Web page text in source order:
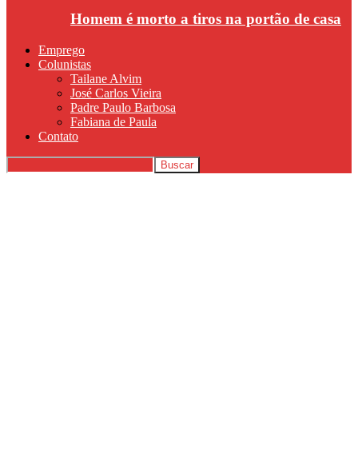
Homem é morto a tiros na portão de casa
Emprego
Colunistas
Tailane Alvim
José Carlos Vieira
Padre Paulo Barbosa
Fabiana de Paula
Contato